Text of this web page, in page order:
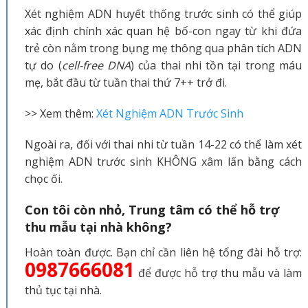
Xét nghiệm ADN huyết thống trước sinh có thể giúp
xác định chính xác quan hệ bố-con ngay từ khi đứa
trẻ còn nằm trong bụng mẹ thông qua phân tích ADN
tự do (cell-free DNA) của thai nhi tồn tại trong máu
mẹ, bắt đầu từ tuần thai thứ 7++ trở đi.
>> Xem thêm: Xét Nghiệm ADN Trước Sinh
Ngoài ra, đối với thai nhi từ tuần 14-22 có thể làm xét
nghiệm ADN trước sinh KHÔNG xâm lấn bằng cách
chọc ối.
Con tôi còn nhỏ, Trung tâm có thể hỗ trợ
thu mẫu tại nhà không?
Hoàn toàn được. Bạn chỉ cần liên hệ tổng đài hỗ trợ:
0987666081 để được hỗ trợ thu mẫu và làm
thủ tục tại nhà.